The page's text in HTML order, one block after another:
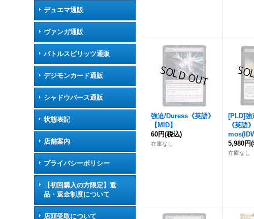
デュエマ通販
ヴァンガ通販
バトルスピリッツ通販
デジモンカード通販
シャドウバース通販
状態表記
店舗案内
プライバシーポリシー
【初回購入の方限定】返
品・返金制度について
店頭受取について
強迫/Duress《英語》
【MID】
60円(税込)
在庫なし
[PLD]強
《英語
5,980円
在庫なし